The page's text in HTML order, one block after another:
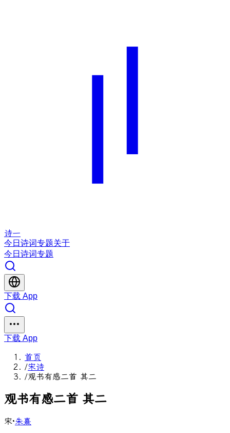
诗一
今日 诗词专题关于
今日 诗词专题
下载 App
下载 App
首页
/宋诗
/观书有感二首 其二
观书有感二首 其二
宋·朱熹